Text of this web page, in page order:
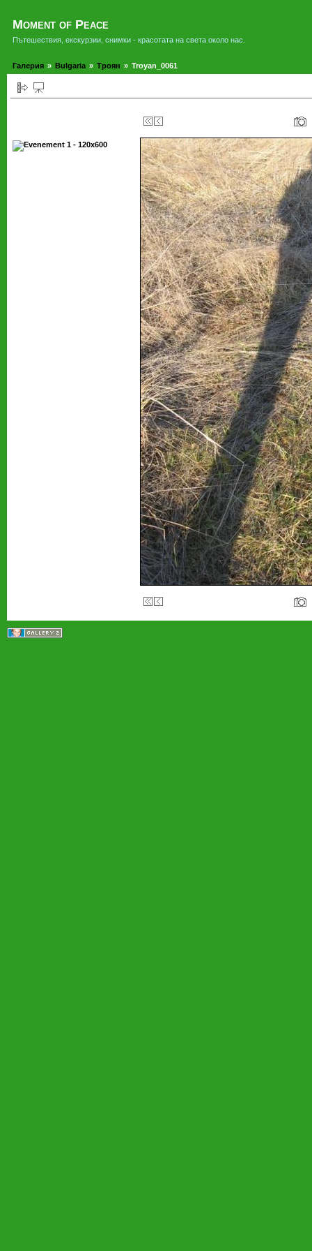
Moment of Peace
Пътешествия, екскурзии, снимки - красотата на света около нас.
Галерия » Bulgaria » Троян » Troyan_0061